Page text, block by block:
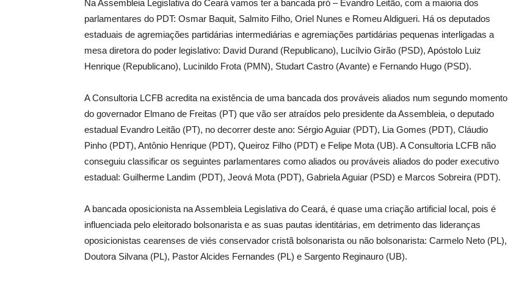
Na Assembleia Legislativa do Ceará vamos ter a bancada pró – Evandro Leitão, com a maioria dos
parlamentares do PDT: Osmar Baquit, Salmito Filho, Oriel Nunes e Romeu Aldigueri. Há os deputados
estaduais de agremiações partidárias intermediárias e agremiações partidárias pequenas interligadas a
mesa diretora do poder legislativo: David Durand (Republicano), Lucílvio Girão (PSD), Apóstolo Luiz
Henrique (Republicano), Lucinildo Frota (PMN), Studart Castro (Avante) e Fernando Hugo (PSD).
A Consultoria LCFB acredita na existência de uma bancada dos prováveis aliados num segundo momento
do governador Elmano de Freitas (PT) que vão ser atraídos pelo presidente da Assembleia, o deputado
estadual Evandro Leitão (PT), no decorrer deste ano: Sérgio Aguiar (PDT), Lia Gomes (PDT), Cláudio
Pinho (PDT), Antônio Henrique (PDT), Queiroz Filho (PDT) e Felipe Mota (UB). A Consultoria LCFB não
conseguiu classificar os seguintes parlamentares como aliados ou prováveis aliados do poder executivo
estadual: Guilherme Landim (PDT), Jeová Mota (PDT), Gabriela Aguiar (PSD) e Marcos Sobreira (PDT).
A bancada oposicionista na Assembleia Legislativa do Ceará, é quase uma criação artificial local, pois é
influenciada pelo eleitorado bolsonarista e as suas pautas identitárias, em detrimento das lideranças
oposicionistas cearenses de viés conservador cristã bolsonarista ou não bolsonarista: Carmelo Neto (PL),
Doutora Silvana (PL), Pastor Alcides Fernandes (PL) e Sargento Reginauro (UB).